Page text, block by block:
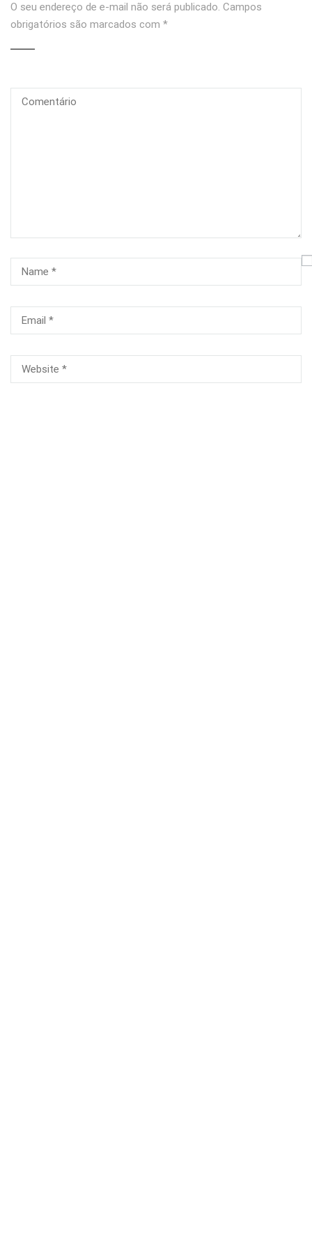
O seu endereço de e-mail não será publicado. Campos
obrigatórios são marcados com *